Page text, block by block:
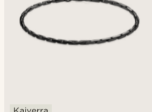
Kaiverra